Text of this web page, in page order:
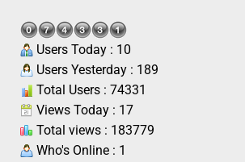
Users Today : 10
Users Yesterday : 189
Total Users : 74331
Views Today : 17
Total views : 183779
Who's Online : 1